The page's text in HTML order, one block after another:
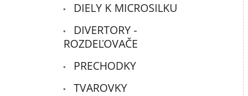
DIELY K MICROSILKU
DIVERTORY -
ROZDEĽOVAČE
PRECHODKY
TVAROVKY